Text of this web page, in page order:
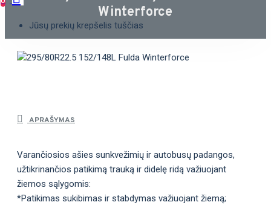
Jūsų prekių krepšelis tuščias
Winterforce
APRAŠYMAS
Varančiosios ašies sunkvežimių ir autobusų padangos,
užtikrinančios patikimą trauką ir didelę ridą važiuojant
žiemos sąlygomis:
*Patikimas sukibimas ir stabdymas važiuojant žiemą;